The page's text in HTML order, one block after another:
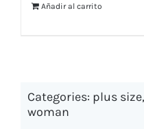
Añadir al carrito
Categories: plus size,
woman